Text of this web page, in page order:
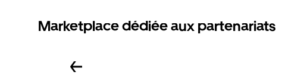
Marketplace dédiée aux partenariats